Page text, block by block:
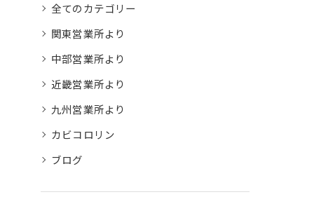
全てのカテゴリー
関東営業所より
中部営業所より
近畿営業所より
九州営業所より
カビコロリン
ブログ